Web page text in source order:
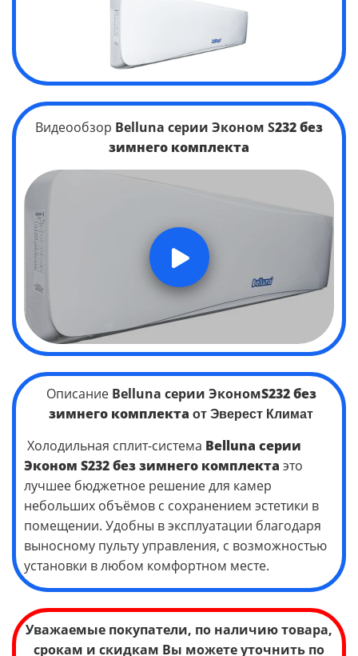
Видеообзор Belluna серии Эконом S232 без
зимнего комплекта
Описание Belluna серии ЭкономS232 без
зимнего комплекта от Эверест Климат
Холодильная сплит-система Belluna серии
Эконом S232 без зимнего комплекта это
лучшее бюджетное решение для камер
небольших объёмов с сохранением эстетики в
помещении. Удобны в эксплуатации благодаря
выносному пульту управления, с возможностью
установки в любом комфортном месте.
Уважаемые покупатели, по наличию товара,
срокам и скидкам Вы можете уточнить по